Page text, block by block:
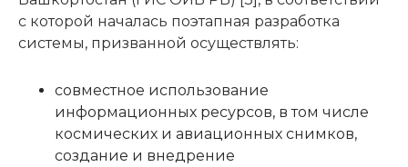
с которой началась поэтапная разработка
системы, призванной осуществлять:
совместное использование
информационных ресурсов, в том числе
космических и авиационных снимков,
создание и внедрение